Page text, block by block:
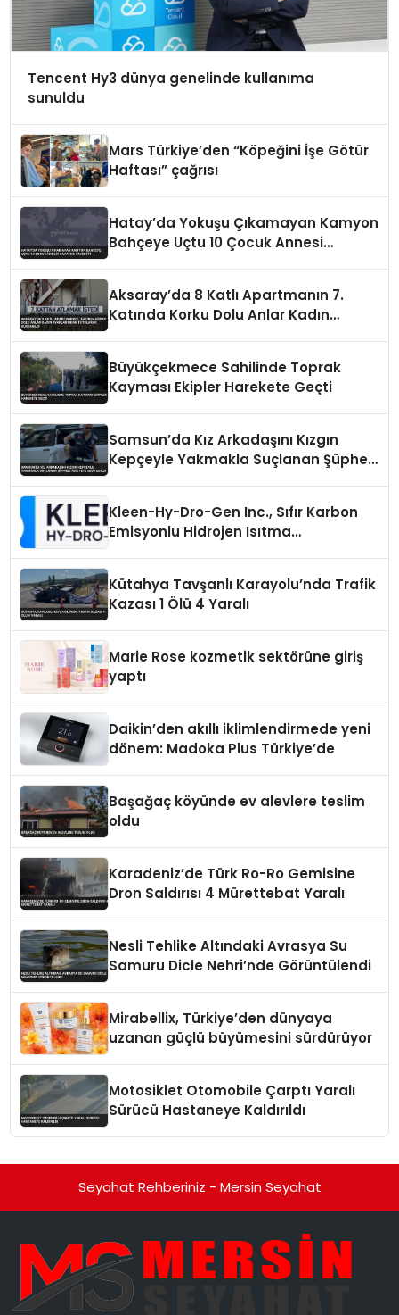
Tencent Hy3 dünya genelinde kullanıma
sunuldu
Mars Türkiye’den “Köpeğini İşe Götür
Haftası” çağrısı
Hatay’da Yokuşu Çıkamayan Kamyon
Bahçeye Uçtu 10 Çocuk Annesi
Aksaray’da 8 Katlı Apartmanın 7.
Katında Korku Dolu Anlar Kadın
Büyükçekmece Sahilinde Toprak
Kayması Ekipler Harekete Geçti
Samsun’da Kız Arkadaşını Kızgın
Kepçeyle Yakmakla Suçlanan Şüpheli
Kleen-Hy-Dro-Gen Inc., Sıfır Karbon
Emisyonlu Hidrojen Isıtma
Kütahya Tavşanlı Karayolu’nda Trafik
Kazası 1 Ölü 4 Yaralı
Marie Rose kozmetik sektörüne giriş
yaptı
Daikin’den akıllı iklimlendirmede yeni
dönem: Madoka Plus Türkiye’de
Başağaç köyünde ev alevlere teslim
oldu
Karadeniz’de Türk Ro-Ro Gemisine
Dron Saldırısı 4 Mürettebat Yaralı
Nesli Tehlike Altındaki Avrasya Su
Samuru Dicle Nehri’nde Görüntülendi
Mirabellix, Türkiye’den dünyaya
uzanan güçlü büyümesini sürdürüyor
Motosiklet Otomobile Çarptı Yaralı
Sürücü Hastaneye Kaldırıldı
Seyahat Rehberiniz - Mersin Seyahat